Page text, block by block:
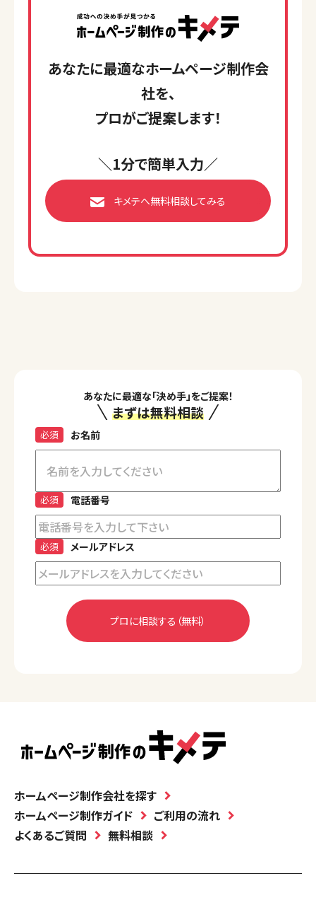
あなたに最適なホームページ制作会
社を、
プロがご提案します！
＼1分で簡単入力／
キメテへ無料相談してみる
あなたに最適な「決め手」をご提案！
まずは無料相談
お名前
必須
電話番号
必須
メールアドレス
必須
ホームページ制作会社を探す
ホームページ制作ガイド
ご利用の流れ
よくあるご質問
無料相談